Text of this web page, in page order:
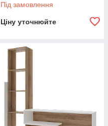
Під замовлення
Ціну уточнюйте